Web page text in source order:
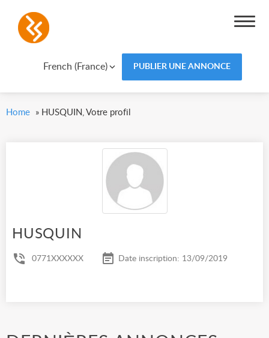
French (France) PUBLIER UNE ANNONCE
Home » HUSQUIN, Votre profil
HUSQUIN
0771XXXXXX Date inscription: 13/09/2019